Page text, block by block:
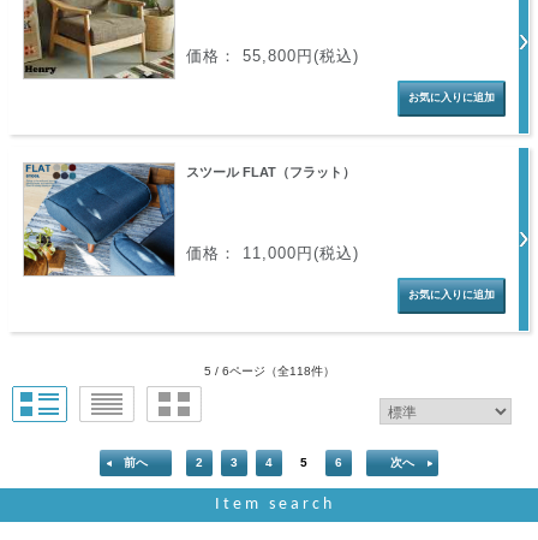
価格： 55,800円(税込)
スツール FLAT（フラット）
価格： 11,000円(税込)
5 / 6ページ （全118件）
前へ 2 3 4 5 6 次へ
Item search